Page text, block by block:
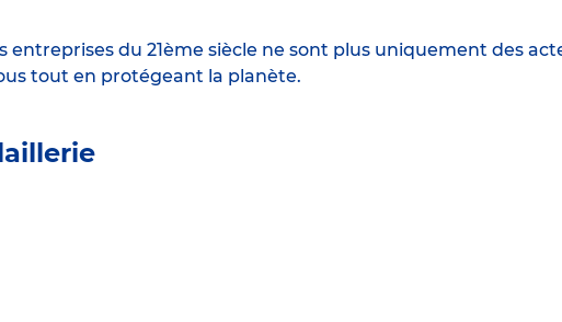
du 21ème siècle ne sont plus uniquement des
tout en protégeant la planète.